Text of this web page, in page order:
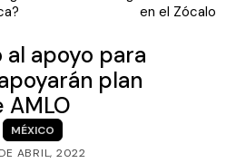
en el Zócalo
al apoyo para
plan
MÉXICO
ABRIL, 2022